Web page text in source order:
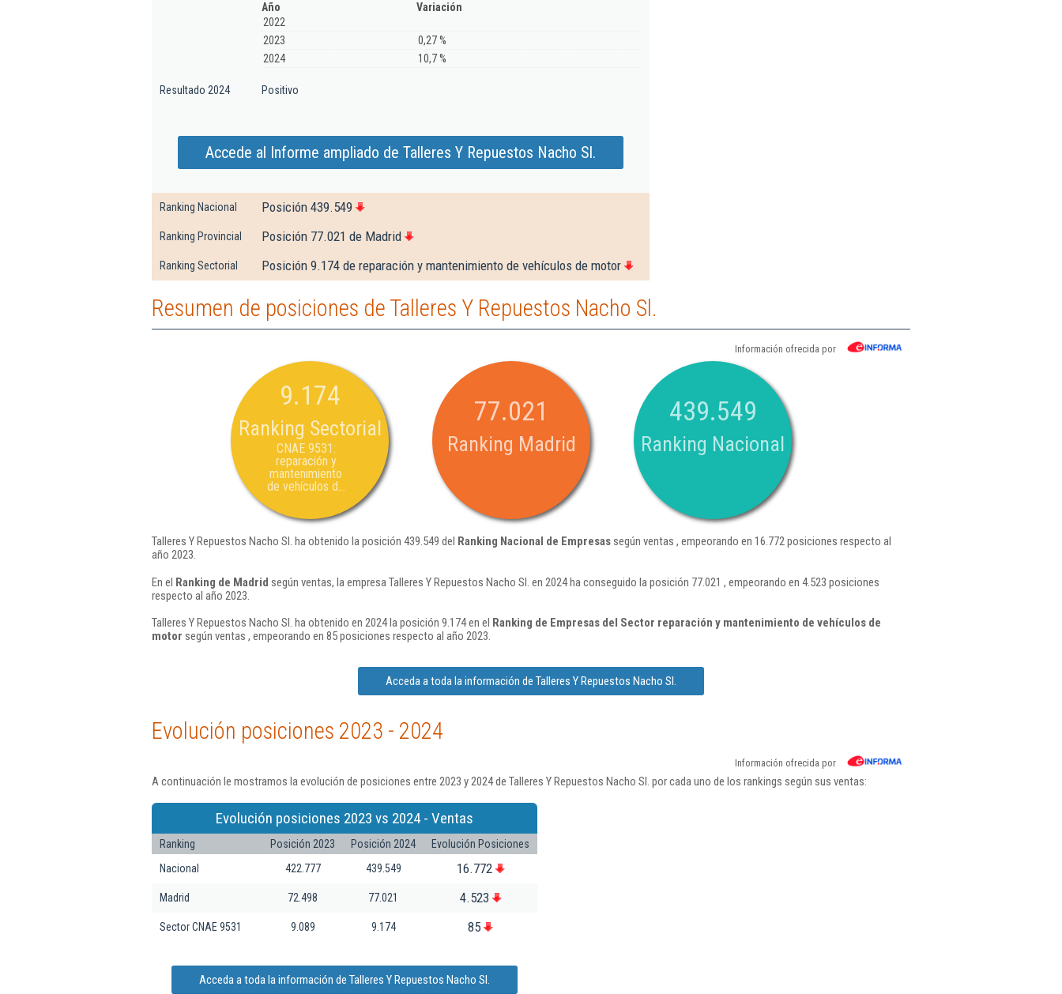
Año
Variación
2022
2023
0,27 %
2024
10,7 %
Resultado 2024 Positivo
Accede al Informe ampliado de Talleres Y Repuestos Nacho Sl.
Ranking Nacional Posición 439.549
Ranking Provincial Posición 77.021 de Madrid
Ranking Sectorial Posición 9.174 de reparación y mantenimiento de vehículos de motor
Resumen de posiciones de Talleres Y Repuestos Nacho Sl.
Información ofrecida por
9.174
Ranking Sectorial
CNAE 9531:
reparación y
mantenimiento
de vehículos d...
77.021
Ranking Madrid
439.549
Ranking Nacional
Talleres Y Repuestos Nacho Sl. ha obtenido la posición 439.549 del Ranking Nacional de Empresassegún ventas , empeorando en 16.772 posiciones respecto al
año 2023.
En el Ranking de Madrid según ventas, la empresa Talleres Y Repuestos Nacho Sl. en 2024 ha conseguido la posición 77.021 , empeorando en 4.523 posiciones
respecto al año 2023.
Talleres Y Repuestos Nacho Sl. ha obtenido en 2024 la posición 9.174 en el Ranking de Empresas del Sector reparación y mantenimiento de vehículos de
motor según ventas , empeorando en 85 posiciones respecto al año 2023.
Acceda a toda la información de Talleres Y Repuestos Nacho Sl.
Evolución posiciones 2023 - 2024
Información ofrecida por
A continuación le mostramos la evolución de posiciones entre 2023 y 2024 de Talleres Y Repuestos Nacho Sl. por cada uno de los rankings según sus ventas:
Evolución posiciones 2023 vs 2024 - Ventas
Ranking Posición 2023 Posición 2024
Evolución Posiciones
Nacional
422.777 439.549 16.772
Madrid 72.498 77.021 4.523
Sector CNAE 9531 9.089 9.174 85
Acceda a toda la información de Talleres Y Repuestos Nacho Sl.